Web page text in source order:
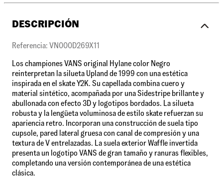
DESCRIPCIÓN
Referencia: VN000D269X11
Los championes VANS original Hylane color Negro
reinterpretan la silueta Upland de 1999 con una estética
inspirada en el skate Y2K. Su capellada combina cuero y
material sintético, acompañada por una Sidestripe brillante y
abullonada con efecto 3D y logotipos bordados. La silueta
robusta y la lengüeta voluminosa de estilo skate refuerzan su
apariencia retro. Incorporan una construcción de suela tipo
cupsole, pared lateral gruesa con canal de compresión y una
textura de V entrelazadas. La suela exterior Waffle invertida
presenta un logotipo VANS de gran tamaño y ranuras flexibles,
completando una versión contemporánea de una estética
clásica.